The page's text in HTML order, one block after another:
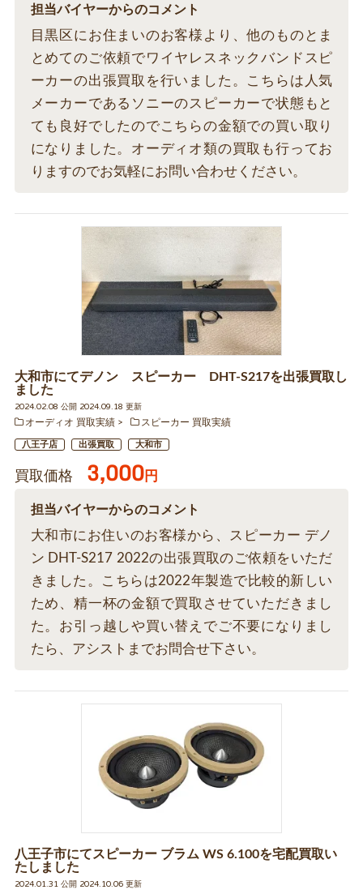
担当バイヤーからのコメント
目黒区にお住まいのお客様より、他のものとま
とめてのご依頼でワイヤレスネックバンドスピ
ーカーの出張買取を行いました。こちらは人気
メーカーであるソニーのスピーカーで状態もと
ても良好でしたのでこちらの金額での買い取り
になりました。オーディオ類の買取も行ってお
りますのでお気軽にお問い合わせください。
大和市にてデノン スピーカー DHT-S217を出張買取し
ました
2024.02.08 公開 2024.09.18 更新
オーディオ 買取実績
スピーカー 買取実績
八王子店 出張買取 大和市
買取価格 3,000円
担当バイヤーからのコメント
大和市にお住いのお客様から、スピーカー デノ
ン DHT-S217 2022の出張買取のご依頼をいただ
きました。こちらは2022年製造で比較的新しい
ため、精一杯の金額で買取させていただきまし
た。お引っ越しや買い替えでご不要になりまし
たら、アシストまでお問合せ下さい。
八王子市にてスピーカー ブラム WS 6.100を宅配買取い
たしました
2024.01.31 公開 2024.10.06 更新